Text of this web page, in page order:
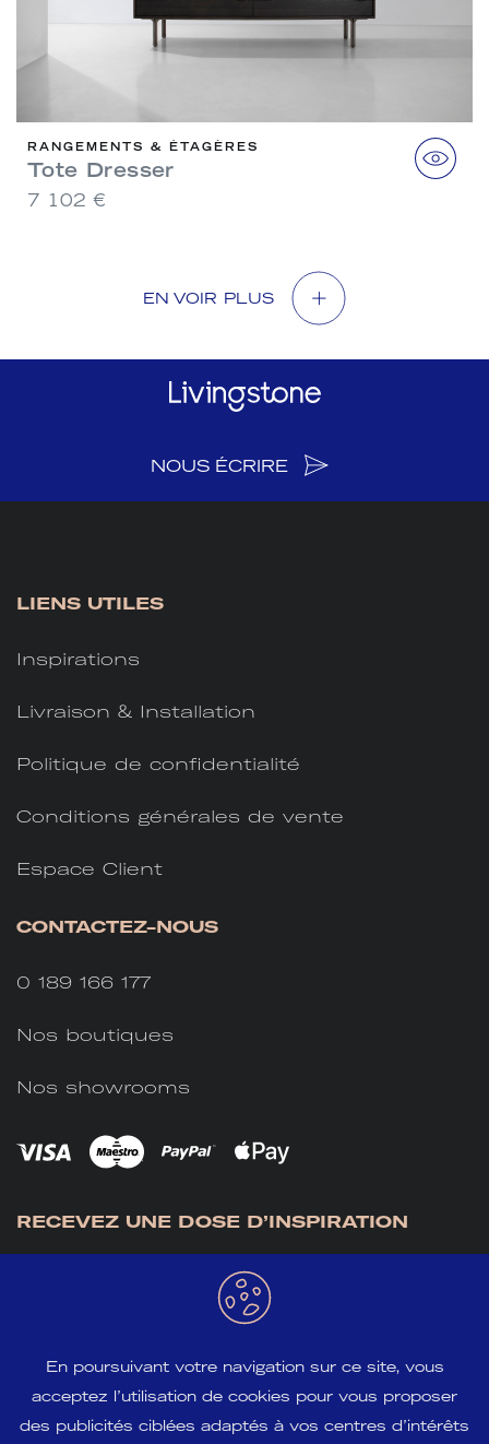
RANGEMENTS & ÉTAGÈRES
Tote Dresser
7 102 €
EN VOIR PLUS
NOUS ÉCRIRE
LIENS UTILES
Inspirations
Livraison & Installation
Politique de confidentialité
Conditions générales de vente
Espace Client
CONTACTEZ-NOUS
0 189 166 177
Nos boutiques
Nos showrooms
RECEVEZ UNE DOSE D’INSPIRATION
S'INSCRIRE
En poursuivant votre navigation sur ce site, vous
acceptez l’utilisation de cookies pour vous proposer
des publicités ciblées adaptés à vos centres d’intérêts